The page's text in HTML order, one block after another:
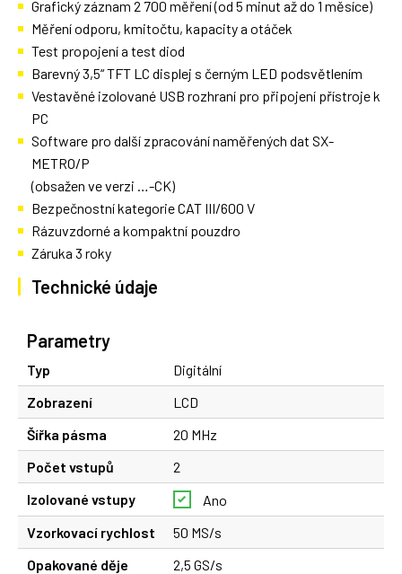
Grafický záznam 2 700 měření (od 5 minut až do 1 měsíce)
Měření odporu, kmitočtu, kapacity a otáček
Test propojení a test diod
Barevný 3,5“ TFT LC displej s černým LED podsvětlením
Vestavěné izolované USB rozhraní pro připojení přístroje k
PC
Software pro další zpracování naměřených dat SX-
METRO/P
(obsažen ve verzi …-CK)
Bezpečnostní kategorie CAT III/600 V
Rázuvzdorné a kompaktní pouzdro
Záruka 3 roky
Technické údaje
Parametry
Typ
Digitální
Zobrazení
LCD
Šířka pásma
20 MHz
Počet vstupů
2
Izolované vstupy
Ano
Vzorkovací rychlost
50 MS/s
Opakované děje
2,5 GS/s